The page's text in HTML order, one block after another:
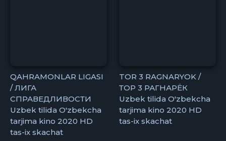
QAHRAMONLAR LIGASI
/ ЛИГА
СПРАВЕДЛИВОСТИ
Uzbek tilida O'zbekcha
tarjima kino 2020 HD
tas-ix skachat
TOR 3 RAGNARYOK /
ТОР 3 РАГНАРЁК
Uzbek tilida O'zbekcha
tarjima kino 2020 HD
tas-ix skachat